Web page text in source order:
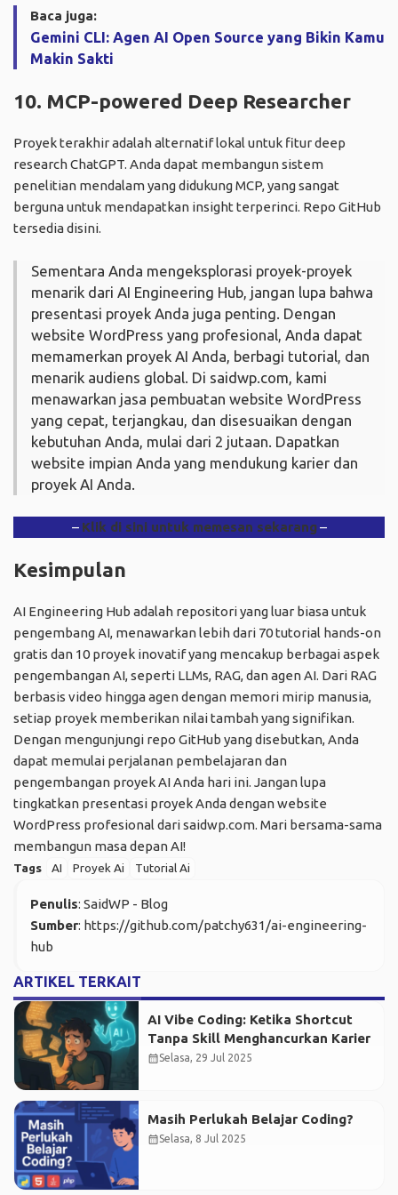
Baca juga:
Gemini CLI: Agen AI Open Source yang Bikin Kamu
Makin Sakti
10. MCP-powered Deep Researcher
Proyek terakhir adalah alternatif lokal untuk fitur deep
research ChatGPT. Anda dapat membangun sistem
penelitian mendalam yang didukung MCP, yang sangat
berguna untuk mendapatkan insight terperinci. Repo GitHub
tersediadisini.
Sementara Anda mengeksplorasi proyek-proyek
menarik dari AI Engineering Hub, jangan lupa bahwa
presentasi proyek Anda juga penting. Dengan
website WordPress yang profesional, Anda dapat
memamerkan proyek AI Anda, berbagi tutorial, dan
menarik audiens global. Di saidwp.com, kami
menawarkan jasa pembuatan website WordPress
yang cepat, terjangkau, dan disesuaikan dengan
kebutuhan Anda, mulai dari 2 jutaan. Dapatkan
website impian Anda yang mendukung karier dan
proyek AI Anda.
– Klik di sini untuk memesan sekarang–
Kesimpulan
AI Engineering Hub adalah repositori yang luar biasa untuk
pengembang AI, menawarkan lebih dari 70 tutorial hands-on
gratis dan 10 proyek inovatif yang mencakup berbagai aspek
pengembangan AI, seperti LLMs, RAG, dan agen AI. Dari RAG
berbasis video hingga agen dengan memori mirip manusia,
setiap proyek memberikan nilai tambah yang signifikan.
Dengan mengunjungi repo GitHub yang disebutkan, Anda
dapat memulai perjalanan pembelajaran dan
pengembangan proyek AI Anda hari ini. Jangan lupa
tingkatkan presentasi proyek Anda dengan website
WordPress profesional dari saidwp.com. Mari bersama-sama
membangun masa depan AI!
Tags AI Proyek Ai Tutorial Ai
Penulis: SaidWP - Blog
Sumber: https://github.com/patchy631/ai-engineering-
hub
ARTIKEL TERKAIT
AI Vibe Coding: Ketika Shortcut
Tanpa Skill Menghancurkan Karier
calendar_monthSelasa, 29 Jul 2025
Masih Perlukah Belajar Coding?
calendar_monthSelasa, 8 Jul 2025